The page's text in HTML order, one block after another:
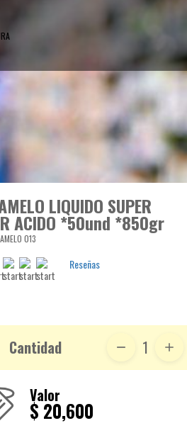
LIQUIDO SUPER
ACIDO *50und *850gr
013
Reseñas
Cantidad 1
Valor
$ 20,600